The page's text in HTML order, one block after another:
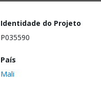
Identidade do Projeto
P035590
País
Mali